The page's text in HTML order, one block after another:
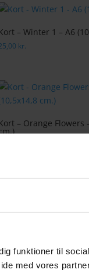
funktioner til
med vores
– Winter 1 – A6
kr.
– Orange Flowers